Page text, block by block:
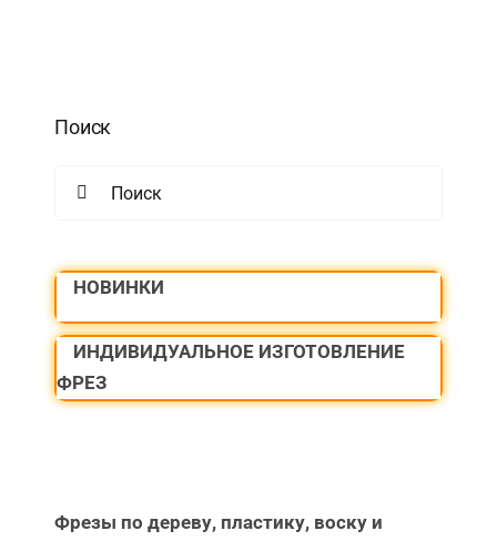
Поиск
НОВИНКИ
ИНДИВИДУАЛЬНОЕ ИЗГОТОВЛЕНИЕ
ФРЕЗ
Фрезы по дереву, пластику, воску и